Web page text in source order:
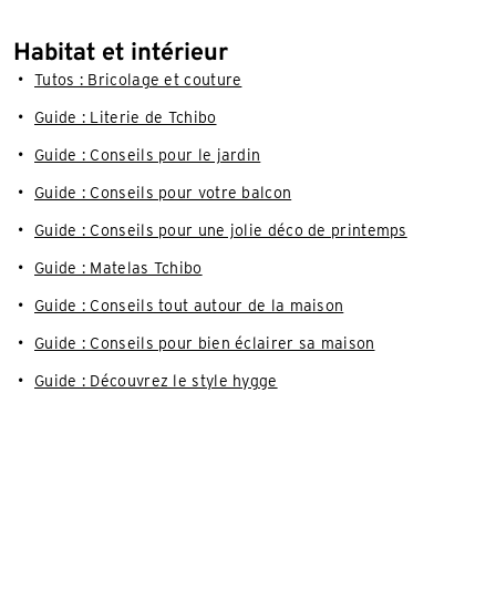
Habitat et intérieur
Tutos : Bricolage et couture
Guide : Literie de Tchibo
Guide : Conseils pour le jardin
Guide : Conseils pour votre balcon
Guide : Conseils pour une jolie déco de printemps
Guide : Matelas Tchibo
Guide : Conseils tout autour de la maison
Guide : Conseils pour bien éclairer sa maison
Guide : Découvrez le style hygge